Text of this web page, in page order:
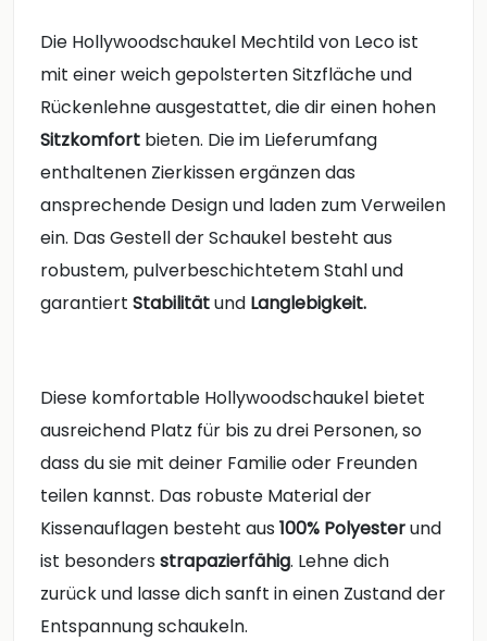
Die Hollywoodschaukel Mechtild von Leco ist
mit einer weich gepolsterten Sitzfläche und
Rückenlehne ausgestattet, die dir einen hohen
Sitzkomfort bieten. Die im Lieferumfang
enthaltenen Zierkissen ergänzen das
ansprechende Design und laden zum Verweilen
ein. Das Gestell der Schaukel besteht aus
robustem, pulverbeschichtetem Stahl und
garantiert Stabilitätund Langlebigkeit.
Diese komfortable Hollywoodschaukel bietet
ausreichend Platz für bis zu drei Personen, so
dass du sie mit deiner Familie oder Freunden
teilen kannst. Das robuste Material der
Kissenauflagen besteht aus 100% Polyesterund
ist besonders strapazierfähig. Lehne dich
zurück und lasse dich sanft in einen Zustand der
Entspannung schaukeln.